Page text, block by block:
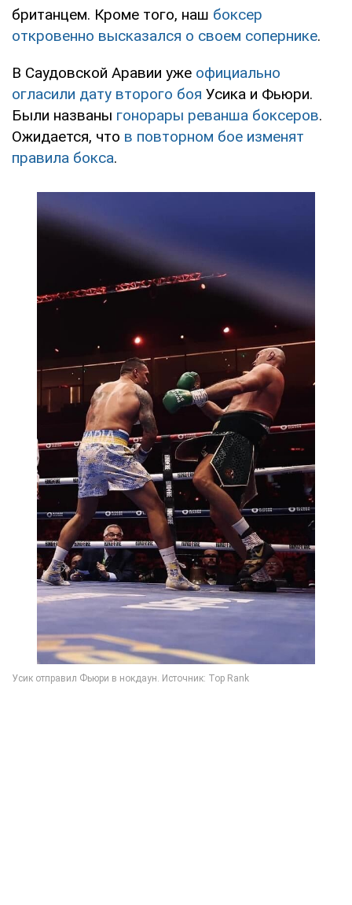
британцем. Кроме того, наш боксер
откровенно высказался о своем сопернике.
В Саудовской Аравии уже официально
огласили дату второго боя Усика и Фьюри.
Были названы гонорары реванша боксеров.
Ожидается, что в повторном бое изменят
правила бокса.